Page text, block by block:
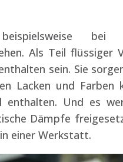
beispielsweise
Als Teil flüssiger
sein. Sie
Lacken und Farben
enthalten. Und es
Dämpfe
einer Werkstatt.